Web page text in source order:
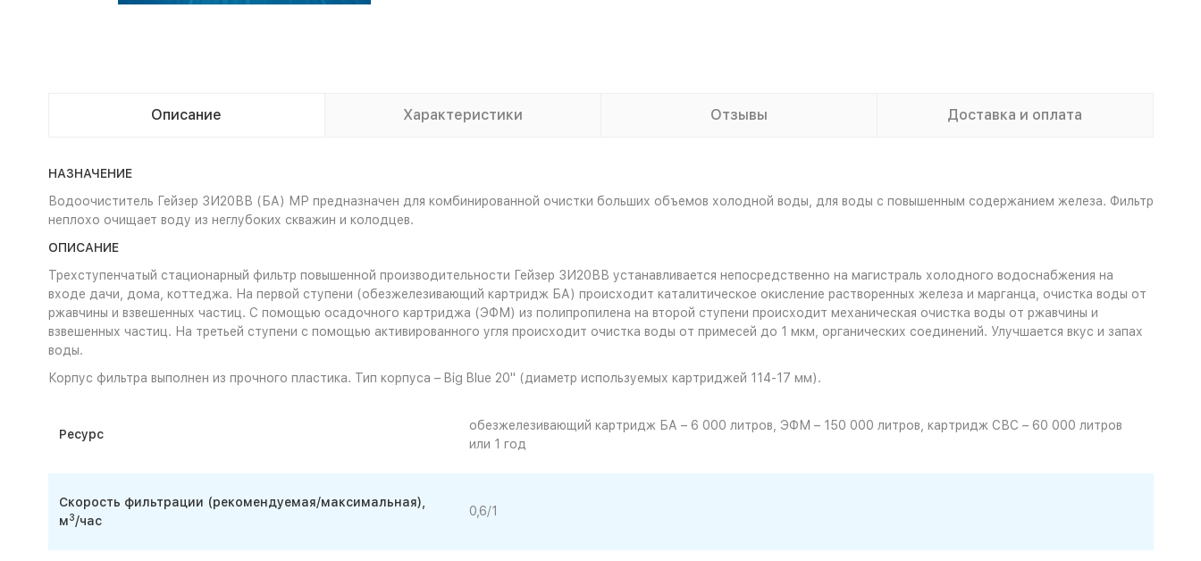
Описание Характеристики Отзывы Доставка и оплата
НАЗНАЧЕНИЕ
Водоочиститель Гейзер 3И20ВВ (БА) МР предназначен для комбинированной очистки больших объемов холодной воды, для воды с повышенным содержанием железа. Фильтр
неплохо очищает воду из неглубоких скважин и колодцев.
ОПИСАНИЕ
Трехступенчатый стационарный фильтр повышенной производительности Гейзер 3И20ВВ устанавливается непосредственно на магистраль холодного водоснабжения на
входе дачи, дома, коттеджа. На первой ступени (обезжелезивающий картридж БА) происходит каталитическое окисление растворенных железа и марганца, очистка воды от
ржавчины и взвешенных частиц. С помощью осадочного картриджа (ЭФМ) из полипропилена на второй ступени происходит механическая очистка воды от ржавчины и
взвешенных частиц. На третьей ступени с помощью активированного угля происходит очистка воды от примесей до 1 мкм, органических соединений. Улучшается вкус и запах
воды.
Корпус фильтра выполнен из прочного пластика. Тип корпуса – Big Blue 20" (диаметр используемых картриджей 114-17 мм).
Ресурс
обезжелезивающий картридж БА – 6 000 литров, ЭФМ – 150 000 литров, картридж СВС – 60 000 литров
или 1 год
Скорость фильтрации (рекомендуемая/максимальная),
м3/час
0,6/1